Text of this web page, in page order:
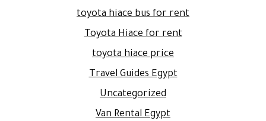
toyota hiace bus for rent
Toyota Hiace for rent
toyota hiace price
Travel Guides Egypt
Uncategorized
Van Rental Egypt